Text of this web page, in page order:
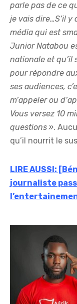
parle pas de ce
je vais dire…S’il
média qui est
Junior Natabou
nationale et qu’il
pour répondre
ses audiences,
m’appeler ou
Vous versez 10
questions ».
qu’il nourrit le
LIRE AUSSI:
journaliste